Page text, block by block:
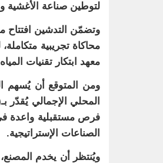
لتوطين صناعة الأغشية
وتضمّن التدشين افتتاح
محاكاة تجريبية
معهد ابتكار تقنيات
ومن المتوقع أن يُسهم
فرص مستقبلية واعدة
الصناعات الإستراتيجية.
ويُنتظر أن يخدم